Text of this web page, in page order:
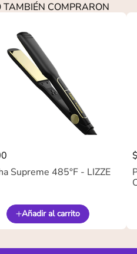
TAMBIÉN COMPRARON
Supreme 485°F - LIZZE
Añadir al carrito
$